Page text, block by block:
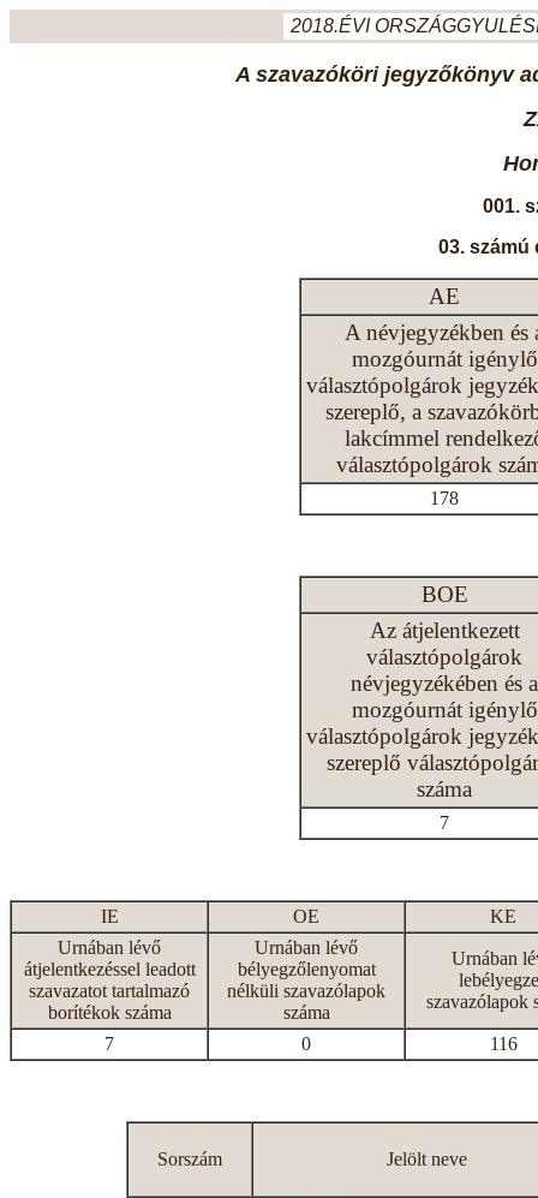
2018.ÉVI
A szavazóköri jegyzőkönyv
001.
03. számú
AE
A névjegyzékben és
mozgóurnát igénylő
választópolgárok
szereplő, a
lakcímmel
választópolgárok
178
BOE
Az átjelentkezett
választópolgárok
névjegyzékében és a
mozgóurnát igénylő
választópolgárok
szereplő
száma
7
IE OE
KE
Urnában lévő
átjelentkezéssel leadott
szavazatot tartalmazó
borítékok száma
Urnában lévő
bélyegzőlenyomat
nélküli szavazólapok
száma
Urnában
szavazólapok
7 0 116
Sorszám Jelölt neve